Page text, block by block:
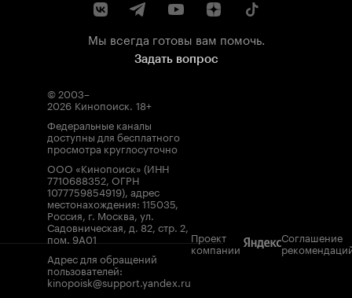
Мы всегда готовы вам помочь.
Задать вопрос
© 2003–
2026 Кинопоиск. 18+
Федеральные каналы
доступны для бесплатного
просмотра круглосуточно
ООО «Кинопоиск» (ИНН
7710688352, ОГРН
1077759854919), адрес
местонахождения: 115035,
Россия, г. Москва, ул.
Садовническая, д. 82, стр. 2,
пом. 9А01
Адрес для обращений
пользователей:
kinopoisk@support.yandex.ru
Проект
компании
Соглашение